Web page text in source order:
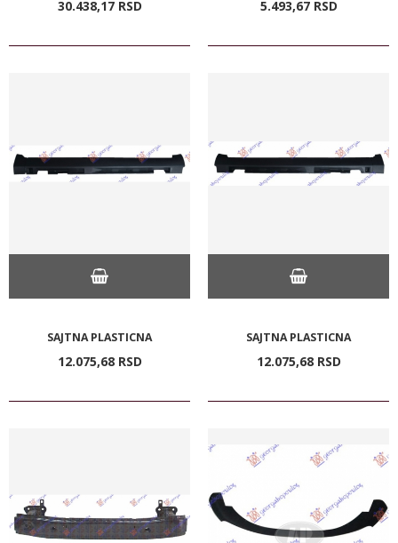
30.438,17 RSD 5.493,67 RSD
SAJTNA PLASTICNA
12.075,68 RSD
SAJTNA PLASTICNA
12.075,68 RSD